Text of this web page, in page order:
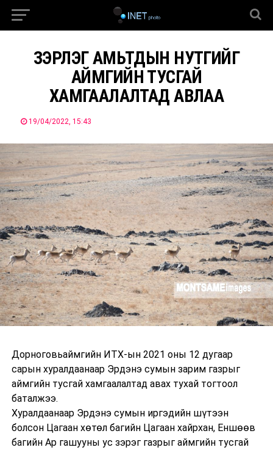
ЗЭРЛЭГ АМЬТДЫН НУТГИЙГ
АЙМГИЙН ТУСГАЙ
ХАМГААЛАЛТАД АВЛАА
19/04/2022, 15:43
Дорноговь​аймгийн ИТХ-ын 2021 оны 12 дугаар
сарын хуралдаанаар Эрдэнэ сумын зарим газрыг
аймгийн тусгай хамгаалалтад авах тухай тогтоол
баталжээ.
Хуралдаанаар Эрдэнэ сумын иргэдийн шүтээн
болсон Цагаан хөтөл багийн Цагаан хайрхан, Еншөөв
багийн Ар гашууны ус зэрэг газрыг аймгийн тусгай